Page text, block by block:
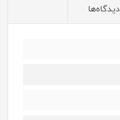
دیدگاه‌ها